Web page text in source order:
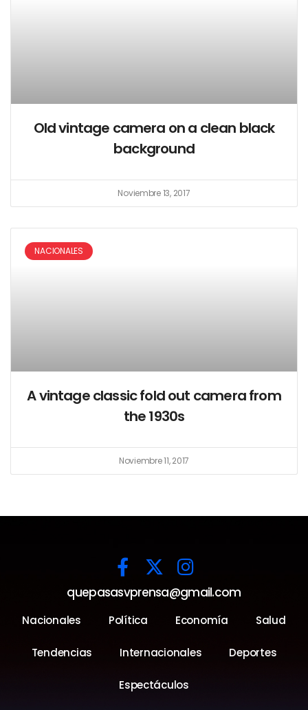
Old vintage camera on a clean black
background
Noviembre 13, 2017
NACIONALES
A vintage classic fold out camera from
the 1930s
Noviembre 11, 2017
quepasasvprensa@gmail.com
Nacionales Política Economía Salud
Tendencias Internacionales Deportes
Espectáculos